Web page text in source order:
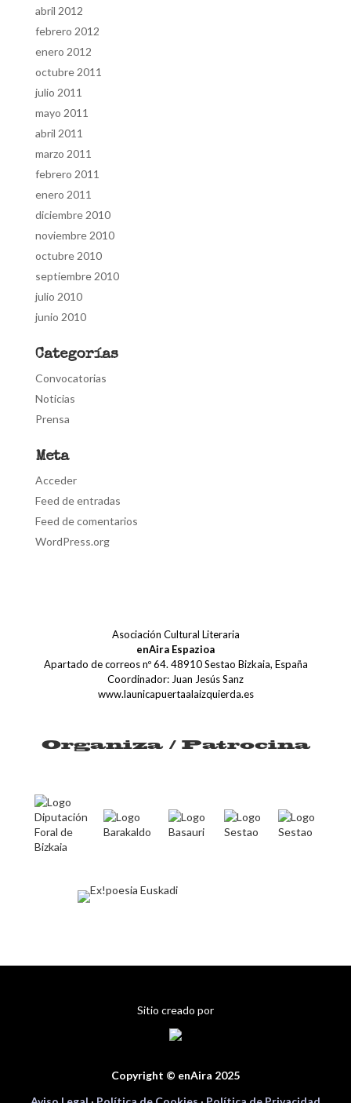
abril 2012
febrero 2012
enero 2012
octubre 2011
julio 2011
mayo 2011
abril 2011
marzo 2011
febrero 2011
enero 2011
diciembre 2010
noviembre 2010
octubre 2010
septiembre 2010
julio 2010
junio 2010
Categorías
Convocatorias
Noticias
Prensa
Meta
Acceder
Feed de entradas
Feed de comentarios
WordPress.org
Asociación Cultural Literaria
enAira Espazioa
Apartado de correos nº 64. 48910 Sestao Bizkaia, España
Coordinador: Juan Jesús Sanz
www.launicapuertaalaizquierda.es
Organiza / Patrocina
Sitio creado por
Copyright © enAira 2025